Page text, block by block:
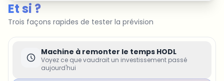
Et si ?
Trois façons rapides de tester la prévision
Machine à remonter le temps HODL
Voyez ce que vaudrait un investissement passé
aujourd'hui